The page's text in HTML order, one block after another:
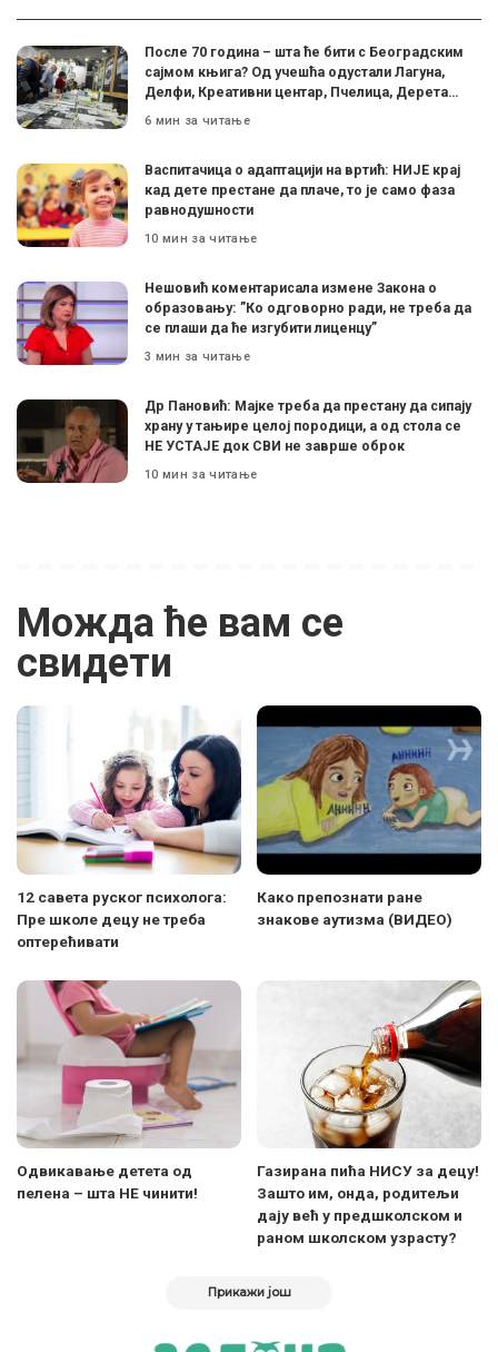
После 70 година – шта ће бити с Београдским
сајмом књига? Од учешћа одустали Лагуна,
Делфи, Креативни центар, Пчелица, Дерета…
6 мин за читање
Васпитачица о адаптацији на вртић: НИЈЕ крај
кад дете престане да плаче, то је само фаза
равнодушности
10 мин за читање
Нешовић коментарисала измене Закона о
образовању: ”Ко одговорно ради, не треба да
се плаши да ће изгубити лиценцу”
3 мин за читање
Др Пановић: Мајке треба да престану да сипају
храну у тањире целој породици, а од стола се
НЕ УСТАЈЕ док СВИ не заврше оброк
10 мин за читање
Можда ће вам се
свидети
12 савета руског психолога:
Пре школе децу не треба
оптерећивати
Како препознати ране
знакове аутизма (ВИДЕО)
Одвикавање детета од
пелена – шта НЕ чинити!
Газирана пића НИСУ за децу!
Зашто им, онда, родитељи
дају већ у предшколском и
раном школском узрасту?
Прикажи још